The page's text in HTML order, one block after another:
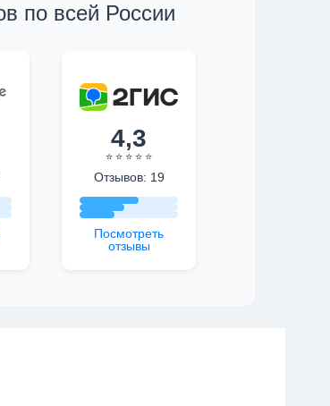
по всей России
4,3
⭐ ⭐ ⭐ ⭐ ⭐
Отзывов: 19
Посмотреть
отзывы